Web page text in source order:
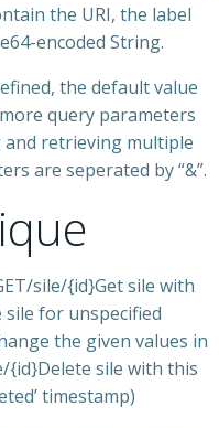
the URI, the label
encoded String.
the default value
query parameters
retrieving multiple
are seperated by “&”.
sile/{id}Get sile with
sile for unspecified
the given values in
{id}Delete sile with this
timestamp)